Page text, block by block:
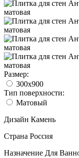
Размер:
300x900
Тип поверхности:
Матовый
Дизайн Камень
Страна Россия
Назначение Для